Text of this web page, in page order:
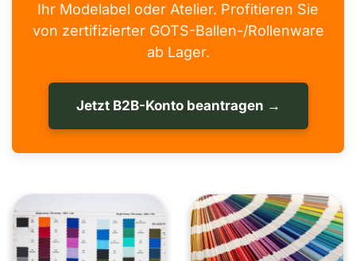
Ihr Modelabel oder Atelier. Profitieren Sie
von zertifizierter GOTS-Ballen-/Rollenware
ab Lager.
Jetzt B2B-Konto beantragen →